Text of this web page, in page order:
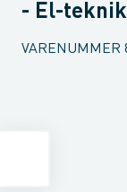
- El-teknik
VARENUMMER